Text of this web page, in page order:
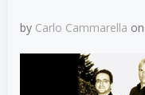
by Carlo Cammarella on